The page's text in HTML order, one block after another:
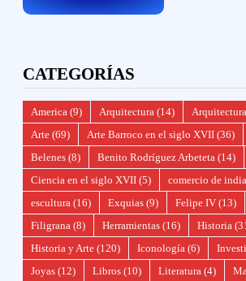
CATEGORÍAS
America (9) Arquitectura (14)
Arte (69) Arte Barroco en el siglo XVII (36)
Belenes (8) Benito Rodríguez Arbeteta (14)
Ciencia en el siglo XVII (5) comercio de
escultura (16) Exquias (9) Felipe IV (13)
Filigrana (8) Herramientas (16) Historia
Historia y Arte (120) Iconología (6)
Joyas (12) Libros (10) Literatura (4)